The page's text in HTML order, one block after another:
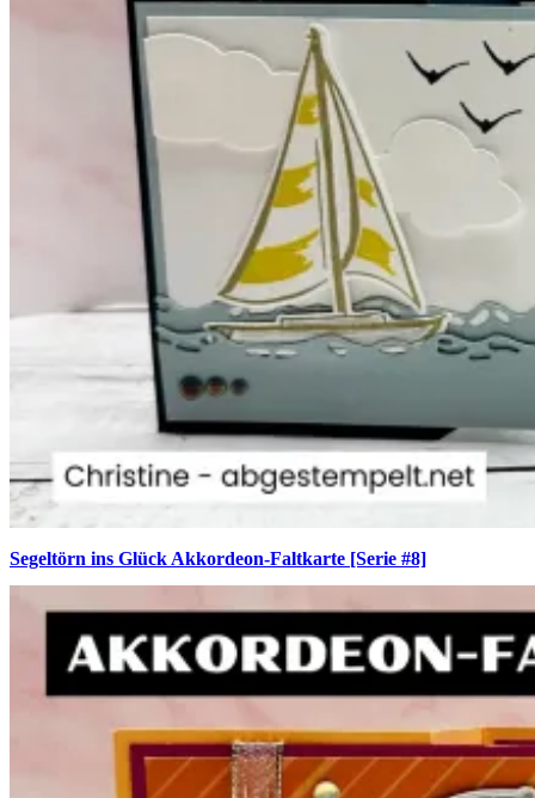
Segeltörn ins Glück Akkordeon-Faltkarte [Serie #8]